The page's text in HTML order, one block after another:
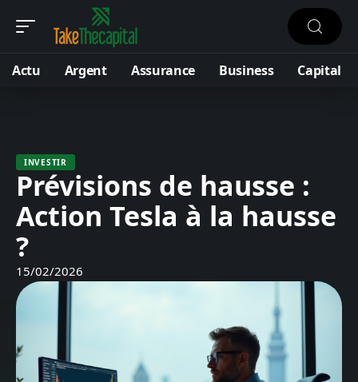
Actu Argent Assurance Business Capital
INVESTIR
Prévisions de hausse :
Action Tesla à la hausse
?
15/02/2026